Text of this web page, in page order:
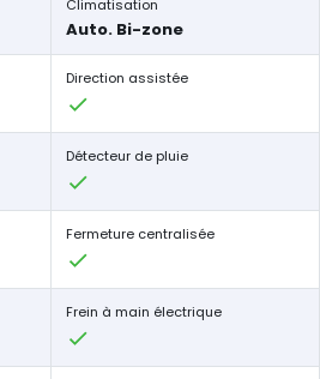
Climatisation
Auto. Bi-zone
Direction assistée
Détecteur de pluie
Fermeture centralisée
Frein à main électrique